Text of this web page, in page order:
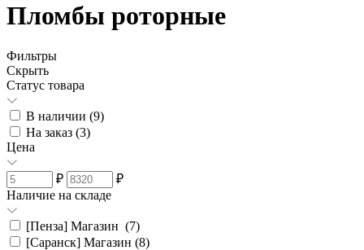
Пломбы роторные
Фильтры
Скрыть
Статус товара
В наличии (9)
На заказ (3)
Цена
₽
₽
Наличие на складе
[Пенза] Магазин (7)
[Саранск] Магазин (8)